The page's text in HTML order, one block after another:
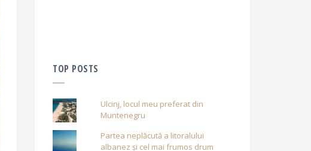
TOP POSTS
Ulcinj, locul meu preferat din
Muntenegru
Partea neplăcută a litoralului
albanez și cel mai frumos drum